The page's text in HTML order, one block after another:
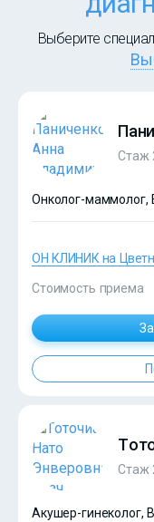
Выберите
Стаж
Онколог-
ОН КЛИНИК на
Стоимость приема
Стаж
Акушер-гинеколог,